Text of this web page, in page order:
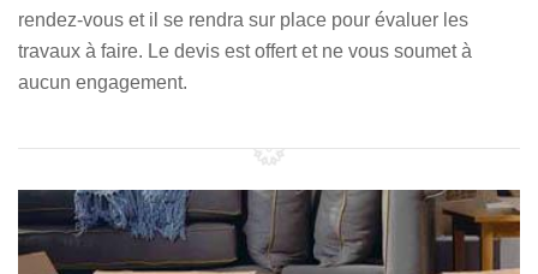
rendez-vous et il se rendra sur place pour évaluer les
travaux à faire. Le devis est offert et ne vous soumet à
aucun engagement.